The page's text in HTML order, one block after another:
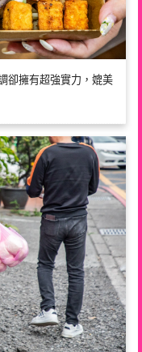
卻擁有超強實力，媲美